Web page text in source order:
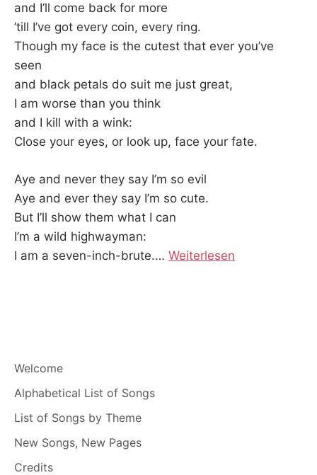
and I’ll come back for more
’till I’ve got every coin, every ring.
Though my face is the cutest that ever you’ve
seen
and black petals do suit me just great,
I am worse than you think
and I kill with a wink:
Close your eyes, or look up, face your fate.
Aye and never they say I’m so evil
Aye and ever they say I’m so cute.
But I’ll show them what I can
I’m a wild highwayman:
I am a seven-inch-brute.… Weiterlesen
Welcome
Alphabetical List of Songs
List of Songs by Theme
New Songs, New Pages
Credits